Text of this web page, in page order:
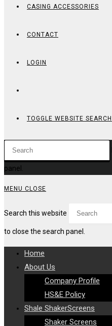
CASING ACCESSORIES
CONTACT
LOGIN
TOGGLE WEBSITE SEARCH
panel.
MENU CLOSE
Search this website
to close the search panel.
Home
About Us
Company Profile
HS&E Policy
Shale ShakerScreens
Shaker Screens